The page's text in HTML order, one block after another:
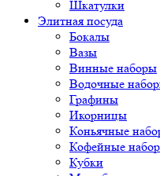
Шкатулки
Элитная посуда
Бокалы
Вазы
Винные наборы
Водочные
Графины
Икорницы
Коньячные
Кофейные
Кубки